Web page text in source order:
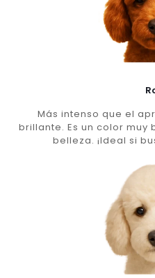
Más intenso que el
brillante. Es un color muy
belleza. ¡Ideal si